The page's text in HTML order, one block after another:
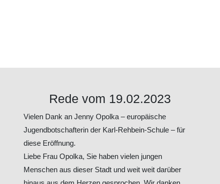
Rede vom 19.02.2023
Vielen Dank an Jenny Opolka – europäische
Jugendbotschafterin der Karl-Rehbein-Schule – für
diese Eröffnung.
Liebe Frau Opolka, Sie haben vielen jungen
Menschen aus dieser Stadt und weit weit darüber